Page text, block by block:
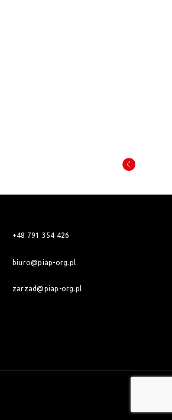
+48 791 354 426
biuro@piap-org.pl
zarzad@piap-org.pl